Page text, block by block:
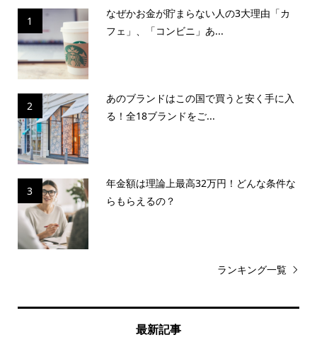
1
なぜかお金が貯まらない人の3大理由「カ
フェ」、「コンビニ」あ...
2
あのブランドはこの国で買うと安く手に入
る！全18ブランドをご...
3
年金額は理論上最高32万円！どんな条件な
らもらえるの？
ランキング一覧
最新記事